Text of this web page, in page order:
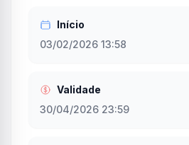
Início
03/02/2026 13:58
Validade
30/04/2026 23:59